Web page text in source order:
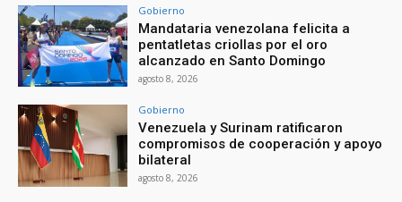
Gobierno
Mandataria venezolana felicita a
pentatletas criollas por el oro
alcanzado en Santo Domingo
agosto 8, 2026
Gobierno
Venezuela y Surinam ratificaron
compromisos de cooperación y apoyo
bilateral
agosto 8, 2026